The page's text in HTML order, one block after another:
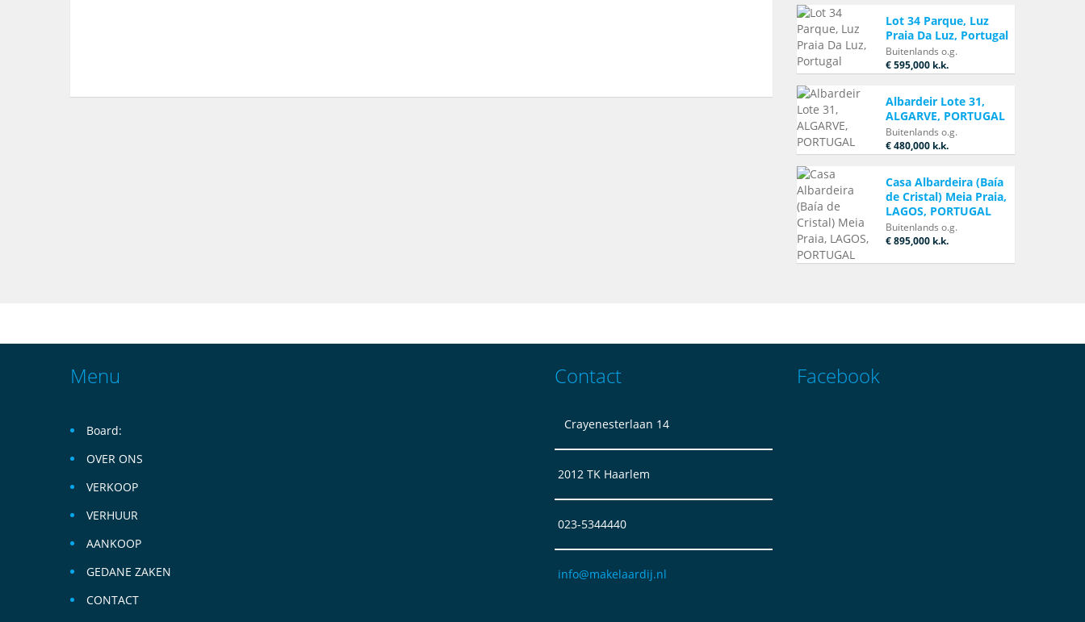
Lot 34 Parque, Luz
Praia Da Luz, Portugal
Buitenlands o.g.
€ 595,000 k.k.
Albardeir Lote 31,
ALGARVE, PORTUGAL
Buitenlands o.g.
€ 480,000 k.k.
Casa Albardeira (Baía
de Cristal) Meia Praia,
LAGOS, PORTUGAL
Buitenlands o.g.
€ 895,000 k.k.
Menu
Board:
OVER ONS
VERKOOP
VERHUUR
AANKOOP
GEDANE ZAKEN
CONTACT
Contact
Crayenesterlaan 14
2012 TK Haarlem
023-5344440
info@makelaardij.nl
Facebook